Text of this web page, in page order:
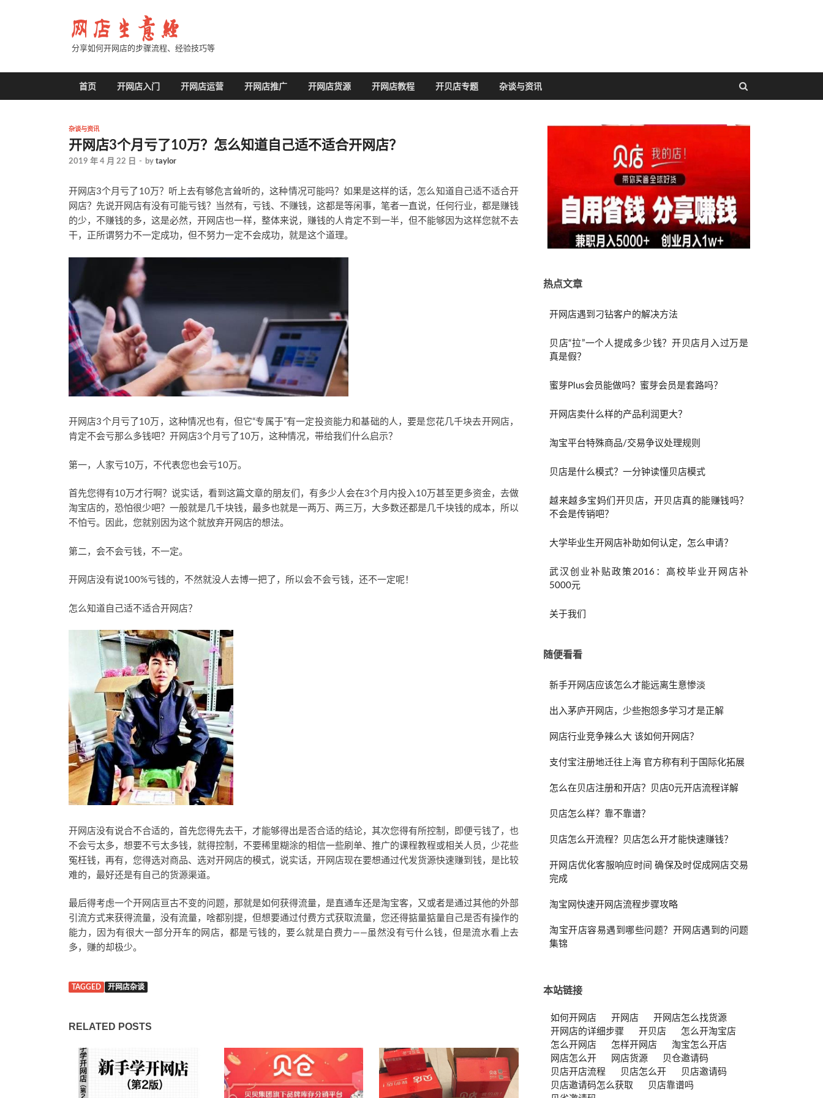
分享如何开网店的步骤流程、经验技巧等
首页 开网店入门 开网店运营 开网店推广 开网店货源 开网店教程 开贝店专题 杂谈与资讯
杂谈与资讯
开网店3个月亏了10万？怎么知道自己适不适合开网店？
2019 年 4 月 22 日 - by taylor
开网店3个月亏了10万？听上去有够危言耸听的，这种情况可能吗？如果是这样的话，怎么知道自己适不适合开
网店？先说开网店有没有可能亏钱？当然有，亏钱、不赚钱，这都是等闲事，笔者一直说，任何行业，都是赚钱
的少，不赚钱的多，这是必然，开网店也一样，整体来说，赚钱的人肯定不到一半，但不能够因为这样您就不去
干，正所谓努力不一定成功，但不努力一定不会成功，就是这个道理。
开网店3个月亏了10万，这种情况也有，但它“专属于”有一定投资能力和基础的人，要是您花几千块去开网店，
肯定不会亏那么多钱吧？开网店3个月亏了10万，这种情况，带给我们什么启示？
第一，人家亏10万，不代表您也会亏10万。
首先您得有10万才行啊？说实话，看到这篇文章的朋友们，有多少人会在3个月内投入10万甚至更多资金，去做
淘宝店的，恐怕很少吧？一般就是几千块钱，最多也就是一两万、两三万，大多数还都是几千块钱的成本，所以
不怕亏。因此，您就别因为这个就放弃开网店的想法。
第二，会不会亏钱，不一定。
开网店没有说100%亏钱的，不然就没人去博一把了，所以会不会亏钱，还不一定呢！
怎么知道自己适不适合开网店？
开网店没有说合不合适的，首先您得先去干，才能够得出是否合适的结论，其次您得有所控制，即便亏钱了，也
不会亏太多，想要不亏太多钱，就得控制，不要稀里糊涂的相信一些刷单、推广的课程教程或相关人员，少花些
冤枉钱，再有，您得选对商品、选对开网店的模式，说实话，开网店现在要想通过代发货源快速赚到钱，是比较
难的，最好还是有自己的货源渠道。
最后得考虑一个开网店亘古不变的问题，那就是如何获得流量，是直通车还是淘宝客，又或者是通过其他的外部
引流方式来获得流量，没有流量，啥都别提，但想要通过付费方式获取流量，您还得掂量掂量自己是否有操作的
能力，因为有很大一部分开车的网店，都是亏钱的，要么就是白费力——虽然没有亏什么钱，但是流水看上去
多，赚的却极少。
TAGGED 开网店杂谈
RELATED POSTS
热点文章
开网店遇到刁钻客户的解决方法
贝店“拉”一个人提成多少钱？开贝店月入过万是
真是假？
蜜芽Plus会员能做吗？蜜芽会员是套路吗？
开网店卖什么样的产品利润更大？
淘宝平台特殊商品/交易争议处理规则
贝店是什么模式？一分钟读懂贝店模式
越来越多宝妈们开贝店，开贝店真的能赚钱吗？
不会是传销吧？
大学毕业生开网店补助如何认定，怎么申请？
武汉创业补贴政策2016：高校毕业开网店补
5000元
关于我们
随便看看
新手开网店应该怎么才能远离生意惨淡
出入茅庐开网店，少些抱怨多学习才是正解
网店行业竞争辣么大 该如何开网店？
支付宝注册地迁往上海 官方称有利于国际化拓展
怎么在贝店注册和开店？贝店0元开店流程详解
贝店怎么样？靠不靠谱？
贝店怎么开流程？贝店怎么开才能快速赚钱？
开网店优化客服响应时间 确保及时促成网店交易
完成
淘宝网快速开网店流程步骤攻略
淘宝开店容易遇到哪些问题？开网店遇到的问题
集锦
本站链接
如何开网店 开网店
开网店怎么找货源
开网店的详细步骤
开贝店
怎么开淘宝店
怎么开网店
怎样开网店
淘宝怎么开店
网店怎么开
网店货源
贝仓邀请码
贝店开店流程
贝店怎么开
贝店邀请码
贝店邀请码怎么获取
贝店靠谱吗